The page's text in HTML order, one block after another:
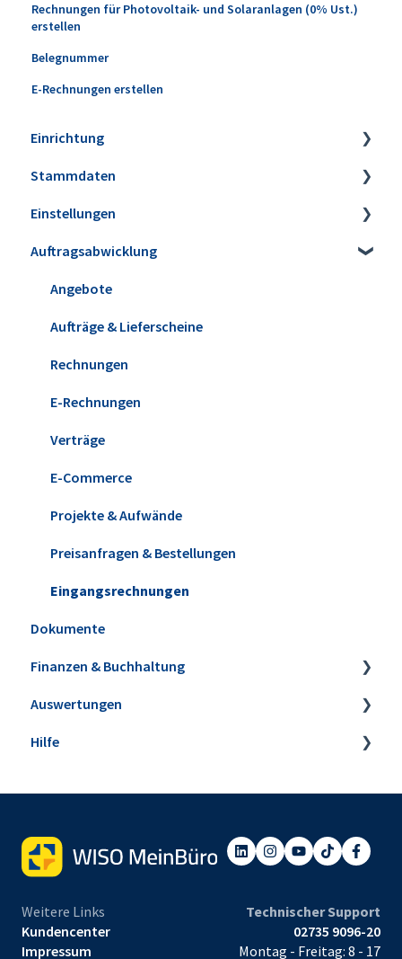
Rechnungen für Photovoltaik- und Solaranlagen (0% Ust.)
erstellen
Belegnummer
E-Rechnungen erstellen
Einrichtung
Installation
Erweiterungen
Datensicherung
Update installieren
Versionshistorie
WISO MeinBüro Desktop Cloud
Office
Stammdaten
Artikel
Lagerbestände & Inventur
Kunden & Interessenten
Lieferanten
Mitarbeiter
Einstellungen
Firmeneinstellungen
Steuereinstellungen
Kleinstammdaten
Ansicht & Filter-/Suchoptionen
Briefpapier & Vorlagen
Auftragsabwicklung
Angebote
Aufträge & Lieferscheine
Rechnungen
E-Rechnungen
Verträge
E-Commerce
Projekte & Aufwände
Preisanfragen & Bestellungen
Eingangsrechnungen
Dokumente
Finanzen & Buchhaltung
Banking & Kasse
Kasse POS
Mahnwesen
Auswertungen
Steuer-Auswertungen
Tabellen-Auswertungen
Hilfe
Weitere Links
Kundencenter
Impressum
Technischer Support
02735 9096-20
Montag - Freitag: 8 - 17